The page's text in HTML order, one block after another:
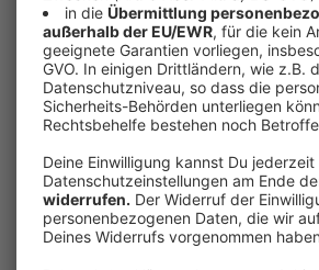
Substrat
Anzeige
Wer es ganz
aufbringen
sogenanntes
Dachs ist es
Einwachsen
leichten